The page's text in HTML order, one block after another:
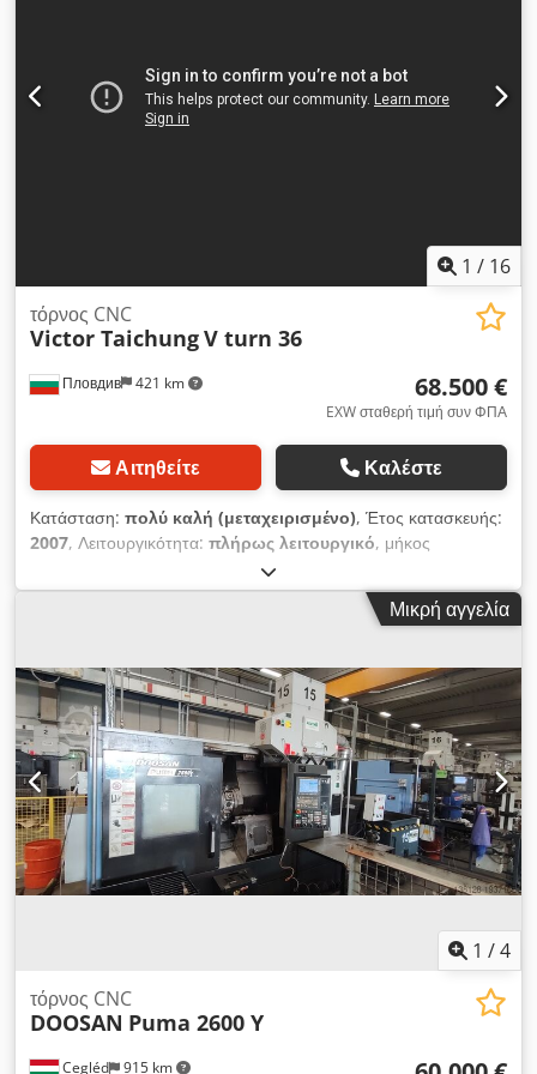
1 / 16
Пловдив 421 km
τόρνος CNC
Victor TaichungV turn 36
68.500 €
EXW σταθερή τιμή συν ΦΠΑ
Αιτηθείτε Καλέστε
Κατάσταση: πολύ καλή (μεταχειρισμένο), Έτος κατασκευής:
2007, Λειτουργικότητα: πλήρως λειτουργικό, μήκος
, διαμέτρος τορναρίσματος:
μηχάνημα φυλάσσεται στην αποθήκη μας στη Φιλιππούπολη,
Βουλγαρία Dkjdpfsyrd Iujx Ab Ser Το μηχάνημα διαθέτει
ελέγχου Fanuc ΣΤΙΣ ΑΠΟΘΗΚΕΣ ΜΑΣ ΔΙΑΘΕΤΟΥΜΕ: *
Οριζόντια κέντρα κατεργασίας * CNC τόρνοι 2 αξόνων * CNC
τόρνοι 2 αξόνων + άξονας C * CNC τόρνοι 2 αξόνων + άξονας
C + άξονας Y * CNC κέντρα κοχλιοτομής * CNC κάθετα κέντρα
κατεργασίας 100% ιδιόκτητες, πάνω από 50 εργαλειομηχανές
CNC σε απόθεμα! Είμαστε στη διάθεσή σας για τυχόν απορίες
σας CNC World Machine LTD
Μικρή αγγελία
1 /4
Cegléd 915 km
τόρνος CNC
DOOSAN Puma 2600 Y